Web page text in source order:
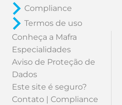
Compliance
Termos de uso
Conheça a Mafra
Especialidades
Aviso de Proteção de
Dados
Este site é seguro?
Contato | Compliance